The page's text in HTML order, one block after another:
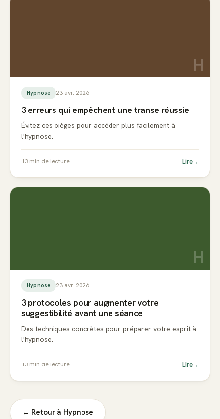
H
Hypnose 23 avr. 2026
3 erreurs qui empêchent une transe réussie
Évitez ces pièges pour accéder plus facilement à
l'hypnose.
13 min de lecture Lire→
H
Hypnose 23 avr. 2026
3 protocoles pour augmenter votre
suggestibilité avant une séance
Des techniques concrètes pour préparer votre esprit à
l'hypnose.
13 min de lecture Lire→
← Retour à Hypnose